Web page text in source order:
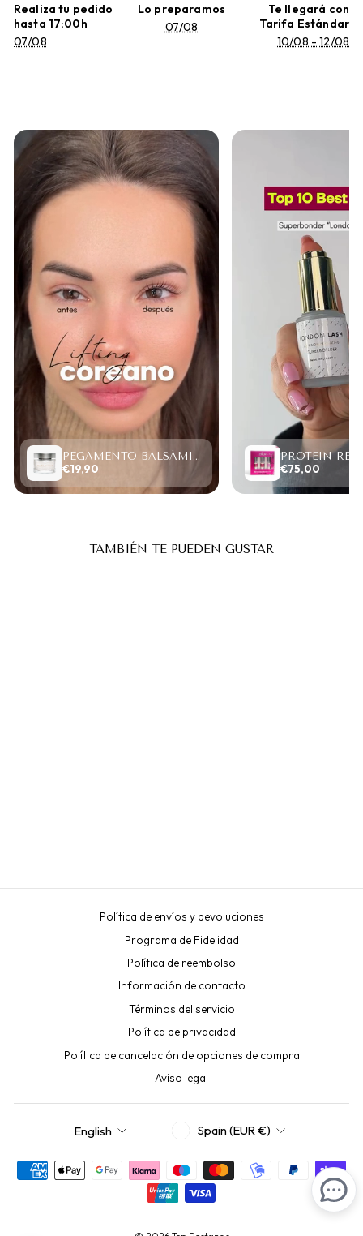
Realiza tu pedido
hasta 17:00h
07/08
Lo preparamos
07/08
Te llegará con
Tarifa Estándar
10/08 - 12/08
PEGAMENTO BALSÁMICO CLEAR LASH 15ML
€19,90 €75,00
TAMBIÉN TE PUEDEN GUSTAR
Política de envíos y devoluciones
Programa de Fidelidad
Política de reembolso
Información de contacto
Términos del servicio
Política de privacidad
Política de cancelación de opciones de compra
Aviso legal
LANGUAGE
English CURRENCY
Spain (EUR €)